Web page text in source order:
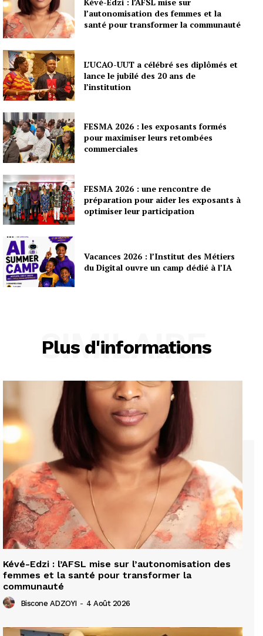
l’autonomisation des femmes et la
santé pour transformer la communauté
L’UCAO-UUT a célébré ses diplômés et
lance le jubilé des 20 ans de
l’institution
FESMA 2026 : les exposants formés
pour maximiser leurs retombées
commerciales
FESMA 2026 : une rencontre de
préparation pour aider les exposants à
optimiser leur participation
Vacances 2026 : l’Institut des Métiers
du Digital ouvre un camp dédié à l’IA
Plus d'informations
SIMILAIRE
Kévé-Edzi : l’AFSL mise sur l’autonomisation des
femmes et la santé pour transformer la
communauté
Biscone ADZOYI - 4 Août 2026